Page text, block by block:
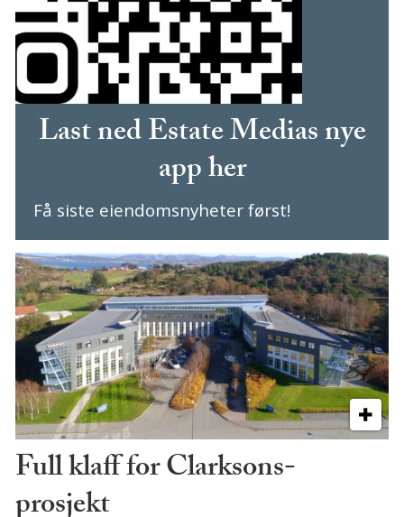
Last ned Estate Medias nye
app her
Få siste eiendomsnyheter først!
Full klaff for Clarksons-
prosjekt